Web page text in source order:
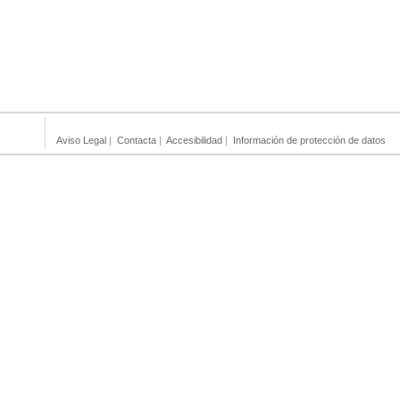
Aviso Legal | Contacta | Accesibilidad | Información de protección de datos